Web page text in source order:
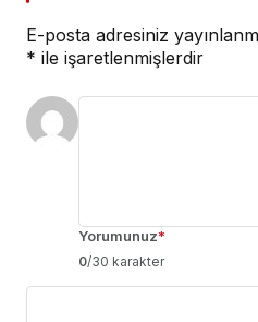
E-posta adresiniz
* ile işaretlenmişlerdir
Yorumunuz*
0/30 karakter